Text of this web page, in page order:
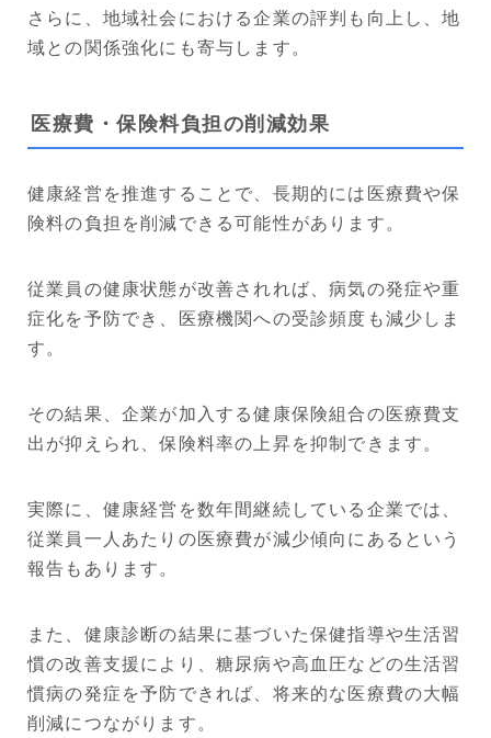
さらに、地域社会における企業の評判も向上し、地
域との関係強化にも寄与します。
医療費・保険料負担の削減効果
健康経営を推進することで、長期的には医療費や保
険料の負担を削減できる可能性があります。
従業員の健康状態が改善されれば、病気の発症や重
症化を予防でき、医療機関への受診頻度も減少しま
す。
その結果、企業が加入する健康保険組合の医療費支
出が抑えられ、保険料率の上昇を抑制できます。
実際に、健康経営を数年間継続している企業では、
従業員一人あたりの医療費が減少傾向にあるという
報告もあります。
また、健康診断の結果に基づいた保健指導や生活習
慣の改善支援により、糖尿病や高血圧などの生活習
慣病の発症を予防できれば、将来的な医療費の大幅
削減につながります。